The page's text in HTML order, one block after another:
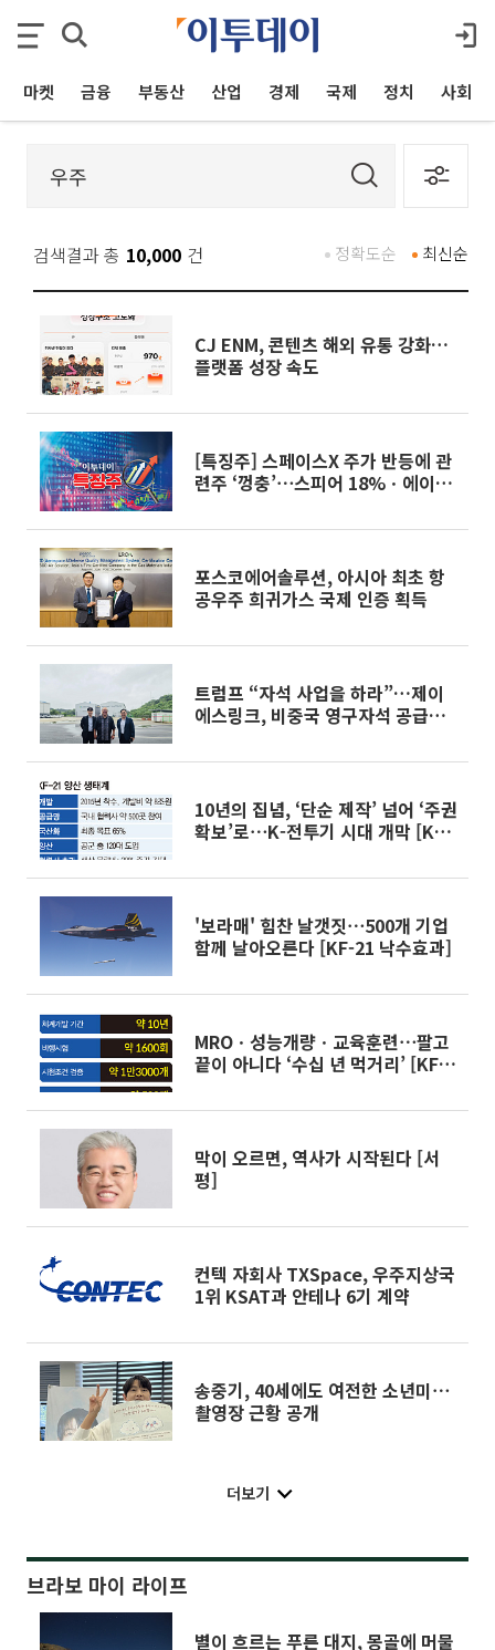
마켓 금융 부동산 산업 경제 국제 정치 사회
검색결과 총 10,000 건 최신순
정확도순
CJ ENM, 콘텐츠 해외 유통 강화…
플랫폼 성장 속도
[특징주] 스페이스X 주가 반등에 관
련주 ‘껑충’⋯스피어 18%ㆍ에이치
포스코에어솔루션, 아시아 최초 항
공우주 희귀가스 국제 인증 획득
트럼프 “자석 사업을 하라”…제이
에스링크, 비중국 영구자석 공급망
10년의 집념, ‘단순 제작’ 넘어 ‘주권
확보’로⋯K-전투기 시대 개막 [KF-
'보라매' 힘찬 날갯짓⋯500개 기업
함께 날아오른다 [KF-21 낙수효과]
MROㆍ성능개량ㆍ교육훈련⋯팔고
끝이 아니다 ‘수십 년 먹거리’ [KF-
막이 오르면, 역사가 시작된다 [서
평]
컨텍 자회사 TXSpace, 우주지상국
1위 KSAT과 안테나 6기 계약
송중기, 40세에도 여전한 소년미⋯
촬영장 근황 공개
더보기
브라보 마이 라이프
별이 흐르는 푸른 대지, 몽골에 머물